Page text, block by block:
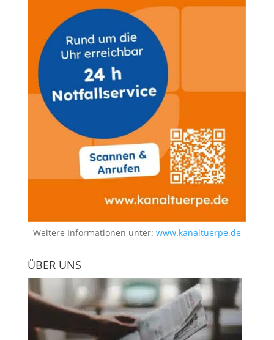
Weitere Informationen unter: www.kanaltuerpe.de
ÜBER UNS